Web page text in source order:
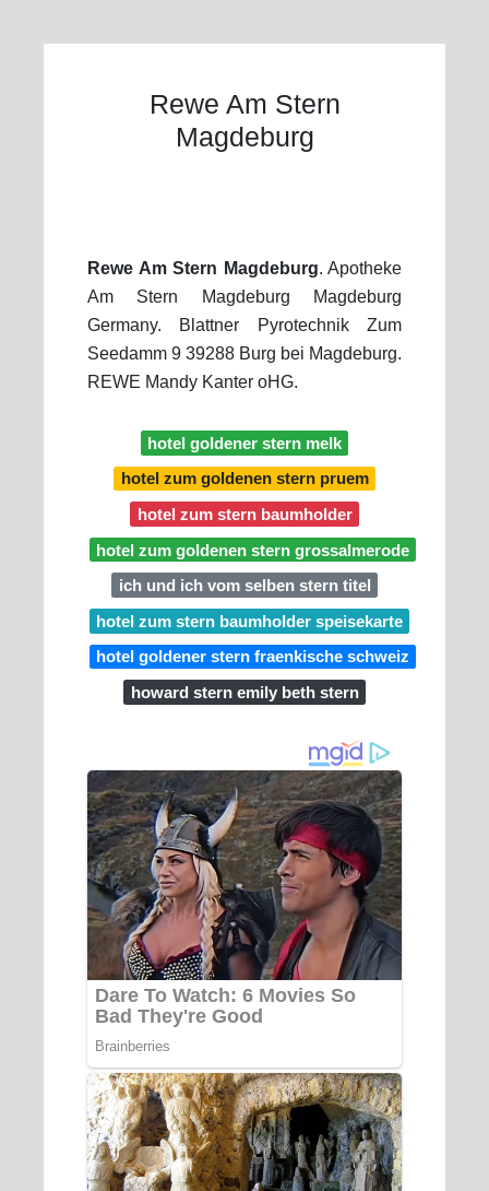
Rewe Am Stern
Magdeburg
Rewe Am Stern Magdeburg. Apotheke
Am Stern Magdeburg Magdeburg
Germany. Blattner Pyrotechnik Zum
Seedamm 9 39288 Burg bei Magdeburg.
REWE Mandy Kanter oHG.
hotel goldener stern melk
hotel zum goldenen stern pruem
hotel zum stern baumholder
hotel zum goldenen stern grossalmerode
ich und ich vom selben stern titel
hotel zum stern baumholder speisekarte
hotel goldener stern fraenkische schweiz
howard stern emily beth stern